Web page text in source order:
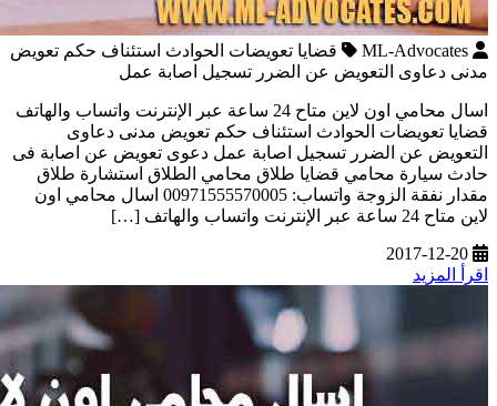
ML-Advocates
قضايا تعويضات الحوادث استئناف حكم تعويض
مدنى دعاوى التعويض عن الضرر تسجيل اصابة عمل
اسال محامي اون لاين متاح 24 ساعة عبر الإنترنت واتساب والهاتف
قضايا تعويضات الحوادث استئناف حكم تعويض مدنى دعاوى
التعويض عن الضرر تسجيل اصابة عمل دعوى تعويض عن اصابة فى
حادث سيارة محامي قضايا طلاق محامي الطلاق استشارة طلاق
مقدار نفقة الزوجة واتساب: 00971555570005 اسال محامي اون
لاين متاح 24 ساعة عبر الإنترنت واتساب والهاتف […]
2017-12-20
اقرأ المزيد